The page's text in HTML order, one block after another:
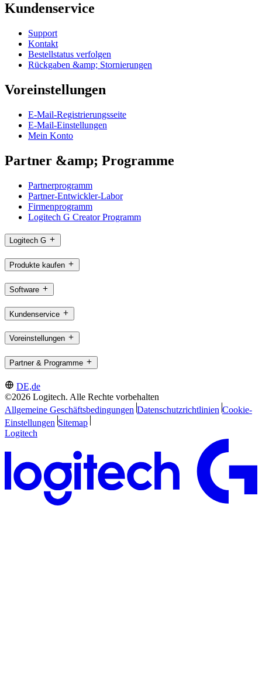
Kundenservice
Support
Kontakt
Bestellstatus verfolgen
Rückgaben &amp; Stornierungen
Voreinstellungen
E-Mail-Registrierungsseite
E-Mail-Einstellungen
Mein Konto
Partner &amp; Programme
Partnerprogramm
Partner-Entwickler-Labor
Firmenprogramm
Logitech G Creator Programm
Logitech G
Produkte kaufen
Software
Kundenservice
Voreinstellungen
Partner & Programme
DE,de
©2026 Logitech. Alle Rechte vorbehalten
Allgemeine Geschäftsbedingungen Datenschutzrichtlinien Cookie-
Einstellungen Sitemap
Logitech